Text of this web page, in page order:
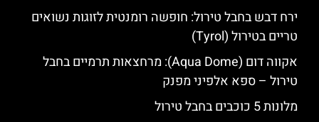
ירח דבש בחבל טירול: חופשה רומנטית לזוגות נשואים
טריים בטירול (Tyrol)
אקווה דום (Aqua Dome): מרחצאות תרמיים בחבל
טירול – ספא אלפיני מפנק
מלונות 5 כוכבים בחבל טירול